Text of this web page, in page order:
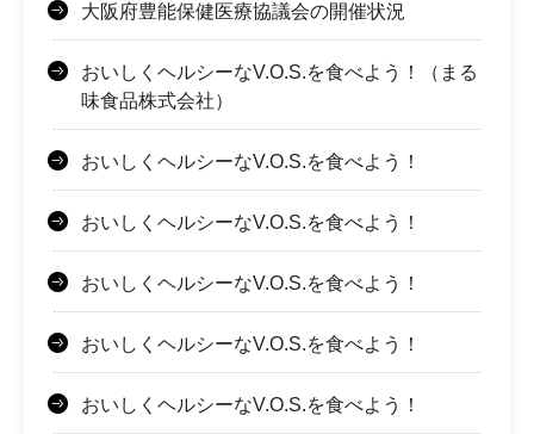
大阪府豊能保健医療協議会の開催状況
おいしくヘルシーなV.O.S.を食べよう！（まる
味食品株式会社）
おいしくヘルシーなV.O.S.を食べよう！
おいしくヘルシーなV.O.S.を食べよう！
おいしくヘルシーなV.O.S.を食べよう！
おいしくヘルシーなV.O.S.を食べよう！
おいしくヘルシーなV.O.S.を食べよう！